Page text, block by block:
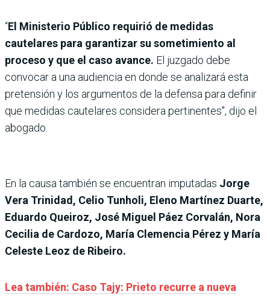
“El Ministerio Público requirió de medidas
cautelares para garantizar su sometimiento al
proceso y que el caso avance. El juzgado debe
convocar a una audiencia en donde se analizará esta
pretensión y los argumentos de la defensa para definir
que medidas cautelares considera pertinentes", dijo el
abogado.
En la causa también se encuentran imputadas Jorge
Vera Trinidad, Celio Tunholi, Eleno Martínez Duarte,
Eduardo Queiroz, José Miguel Páez Corvalán, Nora
Cecilia de Cardozo, María Clemencia Pérez y María
Celeste Leoz de Ribeiro.
Lea también: Caso Tajy: Prieto recurre a nueva